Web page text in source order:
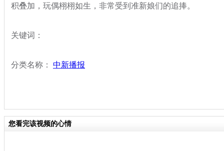
积叠加，玩偶栩栩如生，非常受到准新娘们的追捧。
关键词：
分类名称： 中新播报
您看完该视频的心情